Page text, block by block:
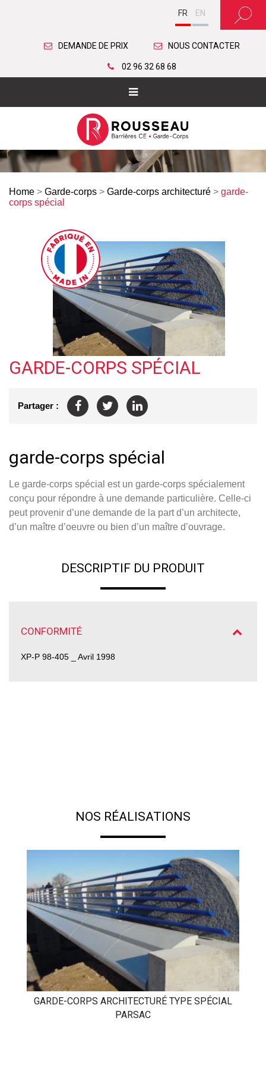
FR EN
DEMANDE DE PRIX NOUS CONTACTER
02 96 32 68 68
Home > Garde-corps > Garde-corps architecturé > garde-
corps spécial
GARDE-CORPS SPÉCIAL
Partager :
garde-corps spécial
Le garde-corps spécial est un garde-corps spécialement
conçu pour répondre à une demande particulière. Celle-ci
peut provenir d’une demande de la part d’un architecte,
d’un maître d’oeuvre ou bien d’un maître d’ouvrage.
DESCRIPTIF DU PRODUIT
CONFORMITÉ
XP-P 98-405 _ Avril 1998
NOS RÉALISATIONS
GARDE-CORPS ARCHITECTURÉ TYPE SPÉCIAL
PARSAC